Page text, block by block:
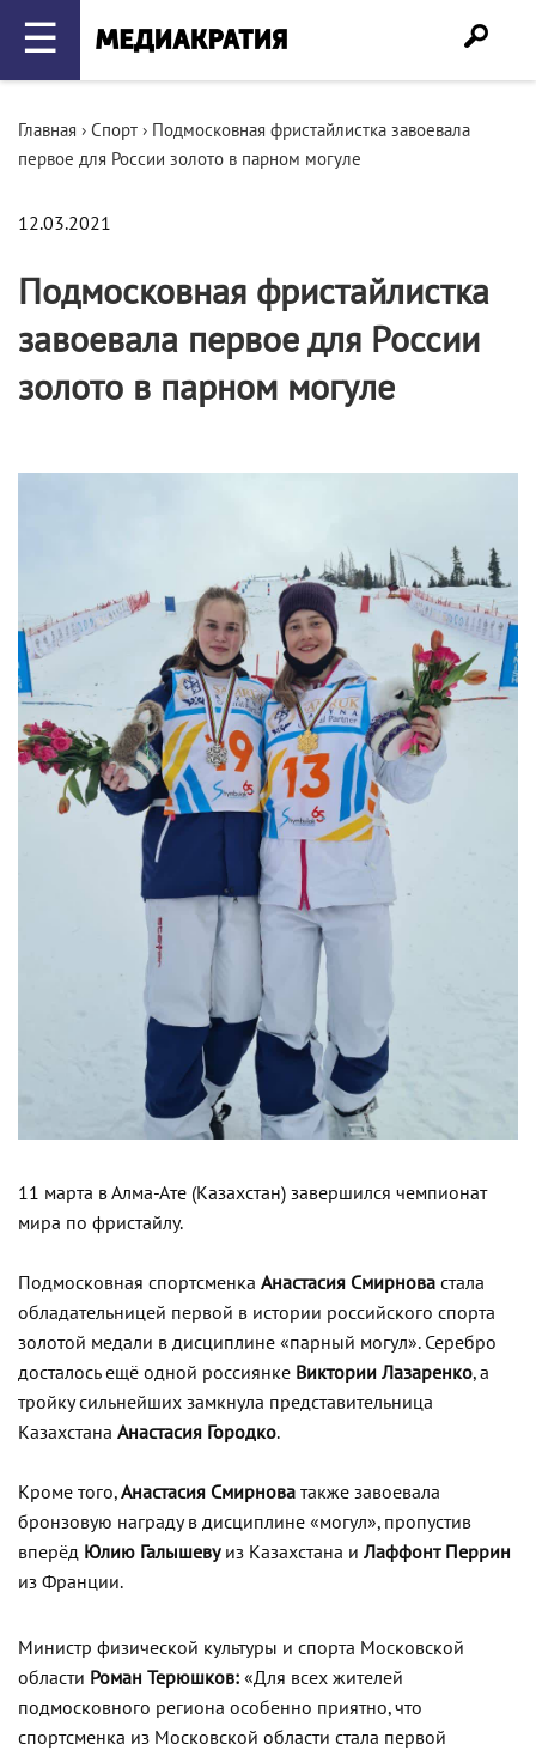
☰
Главная › Спорт › Подмосковная фристайлистка завоевала
первое для России золото в парном могуле
12.03.2021
Подмосковная фристайлистка
завоевала первое для России
золото в парном могуле
11 марта в Алма-Ате (Казахстан) завершился чемпионат
мира по фристайлу.
Подмосковная спортсменка Анастасия Смирнова стала
обладательницей первой в истории российского спорта
золотой медали в дисциплине «парный могул». Серебро
досталось ещё одной россиянке Виктории Лазаренко, а
тройку сильнейших замкнула представительница
Казахстана Анастасия Городко.
Кроме того,Анастасия Смирнова также завоевала
бронзовую награду в дисциплине «могул», пропустив
вперёд Юлию Галышевуиз Казахстана и Лаффонт Перрин
из Франции.
Министр физической культуры и спорта Московской
области Роман Терюшков: «Для всех жителей
подмосковного региона особенно приятно, что
спортсменка из Московской области стала первой